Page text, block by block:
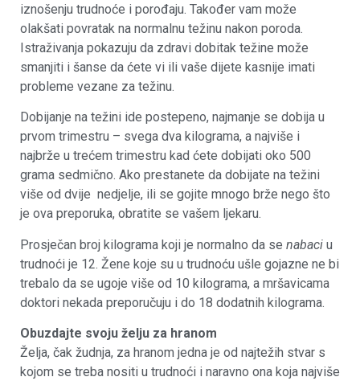
iznošenju trudnoće i porođaju. Također vam može
olakšati povratak na normalnu težinu nakon poroda.
Istraživanja pokazuju da zdravi dobitak težine može
smanjiti i šanse da ćete vi ili vaše dijete kasnije imati
probleme vezane za težinu.
Dobijanje na težini ide postepeno, najmanje se dobija u
prvom trimestru – svega dva kilograma, a najviše i
najbrže u trećem trimestru kad ćete dobijati oko 500
grama sedmično. Ako prestanete da dobijate na težini
više od dvije nedjelje, ili se gojite mnogo brže nego što
je ova preporuka, obratite se vašem ljekaru.
Prosječan broj kilograma koji je normalno da se nabaci u
trudnoći je 12. Žene koje su u trudnoću ušle gojazne ne bi
trebalo da se ugoje više od 10 kilograma, a mršavicama
doktori nekada preporučuju i do 18 dodatnih kilograma.
Obuzdajte svoju želju za hranom
Želja, čak žudnja, za hranom jedna je od najtežih stvar s
kojom se treba nositi u trudnoći i naravno ona koja najviše